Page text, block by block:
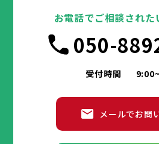
お電話でご相談された
050-
受付時間
メールでお問